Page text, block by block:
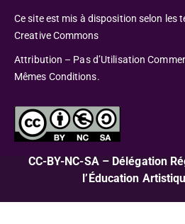
Ce site est mis à disposition selon les
Creative Commons
Attribution – Pas d’Utilisation
Mêmes Conditions.
CC-BY-NC-SA – Délégation
l’Éducation